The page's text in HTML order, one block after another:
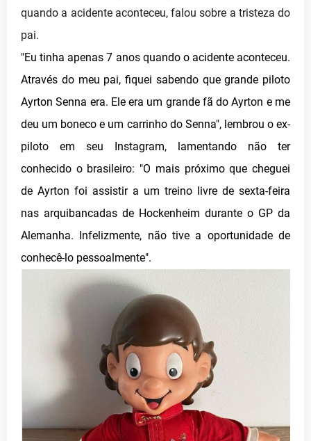
quando a acidente aconteceu, falou sobre a tristeza do
pai.
"Eu tinha apenas 7 anos quando o acidente aconteceu.
Através do meu pai, fiquei sabendo que grande piloto
Ayrton Senna era. Ele era um grande fã do Ayrton e me
deu um boneco e um carrinho do Senna", lembrou o ex-
piloto em seu Instagram, lamentando não ter
conhecido o brasileiro: "O mais próximo que cheguei
de Ayrton foi assistir a um treino livre de sexta-feira
nas arquibancadas de Hockenheim durante o GP da
Alemanha. Infelizmente, não tive a oportunidade de
conhecê-lo pessoalmente".